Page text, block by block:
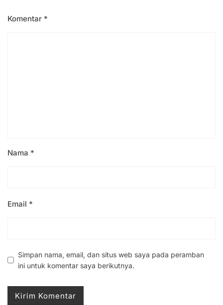
Komentar *
Nama *
Email *
Simpan nama, email, dan situs web saya pada peramban
ini untuk komentar saya berikutnya.